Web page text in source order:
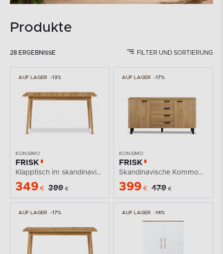
Produkte
28 ERGEBNISSE FILTER UND SORTIERUNG
AUF LAGER -13%
KONSIMO
FRISK
Klapptisch im skandinavischen Stil
349 € 399 €
AUF LAGER -17%
KONSIMO
FRISK
Skandinavische Kommode mit Schubladen
399 € 479 €
AUF LAGER -17% AUF LAGER -14%